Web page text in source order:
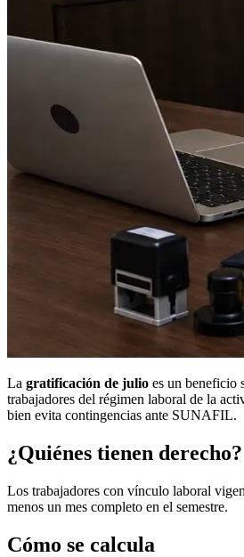
La gratificación de julio es un beneficio
trabajadores del régimen laboral de la
bien evita contingencias ante SUNAFIL.
¿Quiénes tienen derecho?
Los trabajadores con vínculo laboral
menos un mes completo en el semestre.
Cómo se calcula